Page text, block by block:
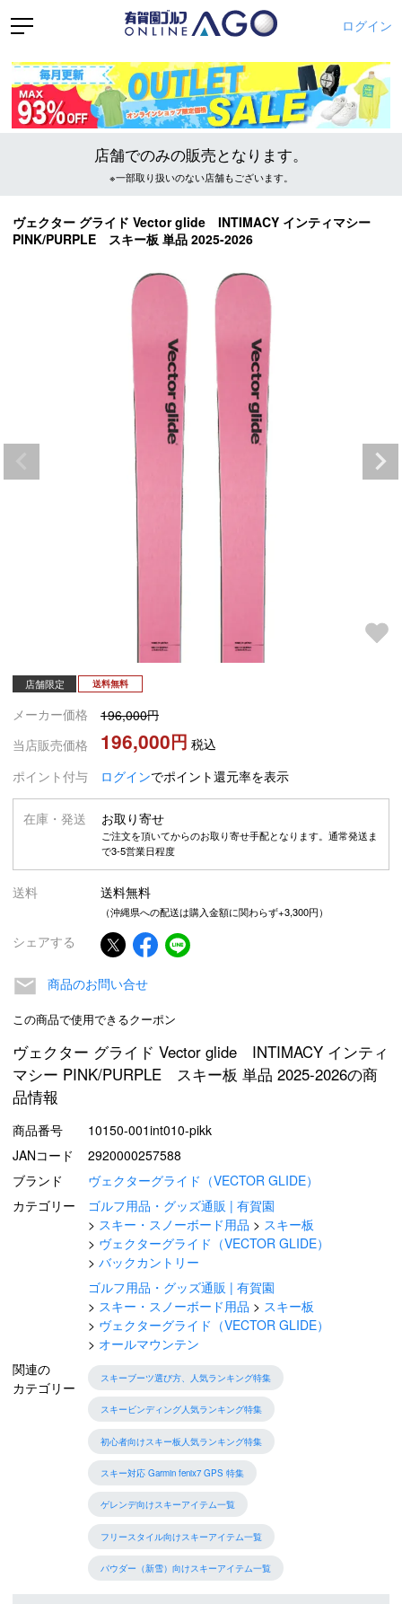
ログイン
店舗でのみの販売となります。
※一部取り扱いのない店舗もございます。
ヴェクター グライド Vector glide INTIMACY インティマシー
PINK/PURPLE スキー板 単品 2025-2026
店舗限定 送料無料
メーカー価格
196,000
当店販売価格
196,000
税込
ポイント付与
ログインでポイント還元率を表示
在庫・発送 お取り寄せ
ご注文を頂いてからのお取り寄せ手配となります。通常発送ま
で3-5営業日程度
送料 送料無料
（沖縄県への配送は購入金額に関わらず+3,300円）
シェアする
商品のお問い合せ
この商品で使用できるクーポン
ヴェクター グライド Vector glide INTIMACY インティ
マシー PINK/PURPLE スキー板 単品 2025-2026の商
品情報
商品番号
10150-001int010-pikk
JANコード
2920000257588
ブランド
ヴェクターグライド（VECTOR GLIDE）
カテゴリー
ゴルフ用品・グッズ通販 | 有賀園
スキー・スノーボード用品
スキー板
ヴェクターグライド（VECTOR GLIDE）
バックカントリー
ゴルフ用品・グッズ通販 | 有賀園
スキー・スノーボード用品
スキー板
ヴェクターグライド（VECTOR GLIDE）
オールマウンテン
関連の
カテゴリー
スキーブーツ選び方、人気ランキング特集
スキービンディング人気ランキング特集
初心者向けスキー板人気ランキング特集
スキー対応 Garmin fenix7 GPS 特集
ゲレンデ向けスキーアイテム一覧
フリースタイル向けスキーアイテム一覧
パウダー（新雪）向けスキーアイテム一覧